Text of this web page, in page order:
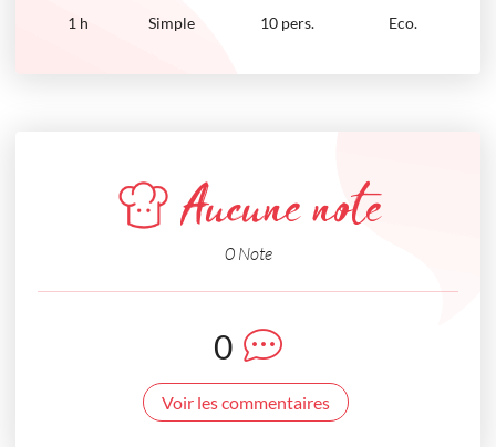
1 h Simple 10 pers. Eco.
Aucune note
0 Note
0
Voir les commentaires